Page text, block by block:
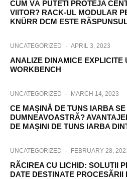
CUM VÃ PUTETI PROTEJA
VIITOR? RACK-UL MODULAR
KNÜRR DCM ESTE
UNCATEGORIZED · APRIL 3, 2023
ANALIZE DINAMICE EXPLICITE
WORKBENCH
UNCATEGORIZED · MARCH 14, 2023
CE MAȘINĂ DE TUNS IARBA
DUMNEAVOASTRĂ?
DE MAȘINI DE TUNS IARBA
UNCATEGORIZED · FEBRUARY 28,
RÃCIREA CU LICHID: SOLUTII
DATE DESTINATE PROCESÃRII